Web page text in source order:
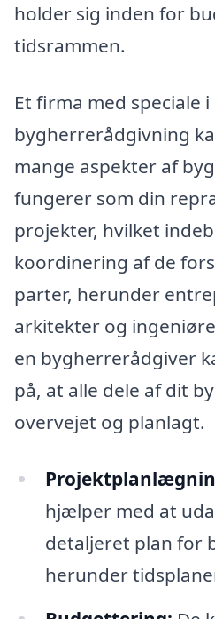
holder sig inden for
tidsrammen.
Et firma med speciale i
bygherrerådgivning
mange aspekter af
fungerer som din
projekter, hvilket
koordinering af de
parter, herunder
arkitekter og
en bygherrerådgiver
på, at alle dele af dit
overvejet og planlagt.
hjælper med at
detaljeret plan for
herunder